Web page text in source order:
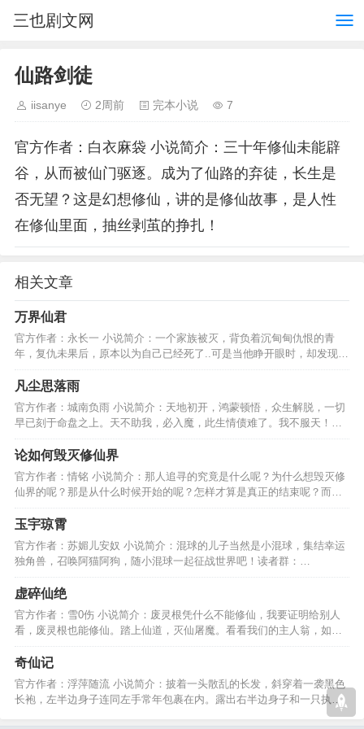
三也剧文网
仙路剑徒
iisanye 2周前 完本小说 7
官方作者：白衣麻袋 小说简介：三十年修仙未能辟
谷，从而被仙门驱逐。成为了仙路的弃徒，长生是
否无望？这是幻想修仙，讲的是修仙故事，是人性
在修仙里面，抽丝剥茧的挣扎！
相关文章
万界仙君
官方作者：永长一 小说简介：一个家族被灭，背负着沉甸甸仇恨的青
年，复仇未果后，原本以为自己已经死了..可是当他睁开眼时，却发现这
一切仅仅是一个开始..\…
凡尘思落雨
官方作者：城南负雨 小说简介：天地初开，鸿蒙顿悟，众生解脱，一切
早已刻于命盘之上。天不助我，必入魔，此生情债难了。我不服天！命
运，我会打破这一切！…
论如何毁灭修仙界
官方作者：情铭 小说简介：那人追寻的究竟是什么呢？为什么想毁灭修
仙界的呢？那是从什么时候开始的呢？怎样才算是真正的结束呢？而我
们将数次见证这一切。…
玉宇琼霄
官方作者：苏媚儿安奴 小说简介：混球的儿子当然是小混球，集结幸运
独角兽，召唤阿猫阿狗，随小混球一起征战世界吧！读者群：
585075490验证问题：玉宇琼霄…
虚碎仙绝
官方作者：雪0伤 小说简介：废灵根凭什么不能修仙，我要证明给别人
看，废灵根也能修仙。踏上仙道，灭仙屠魔。看看我们的主人翁，如何
证明给别人看、、、、、…
奇仙记
官方作者：浮萍随流 小说简介：披着一头散乱的长发，斜穿着一袭黑色
长袍，左半边身子连同左手常年包裹在内。露出右半边身子和一只执着